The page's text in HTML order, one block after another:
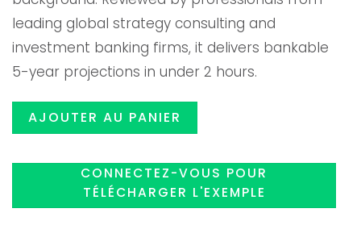
était :
$119.00.
est :
leading global strategy consulting and
investment banking firms, it delivers bankable
5-year projections in under 2 hours.
AJOUTER AU PANIER
CONNECTEZ-VOUS POUR
TÉLÉCHARGER L'EXEMPLE